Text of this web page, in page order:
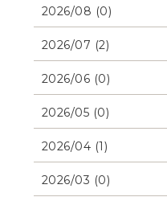
2026/08 (0)
2026/07 (2)
2026/06 (0)
2026/05 (0)
2026/04 (1)
2026/03 (0)